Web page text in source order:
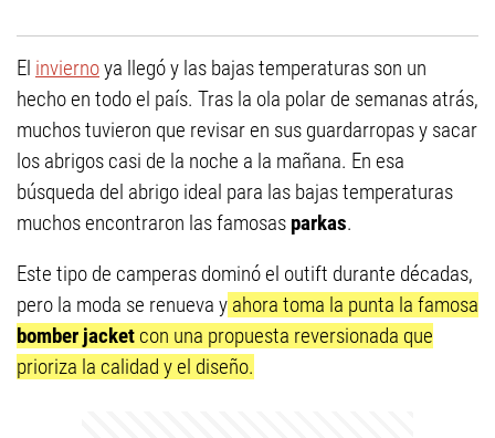
El inviernoya llegó y las bajas temperaturas son un
hecho en todo el país. Tras la ola polar de semanas atrás,
muchos tuvieron que revisar en sus guardarropas y sacar
los abrigos casi de la noche a la mañana. En esa
búsqueda del abrigo ideal para las bajas temperaturas
muchos encontraron las famosas parkas.
Este tipo de camperas dominó el outift durante décadas,
pero la moda se renueva y ahora toma la punta la famosa
bomber jacket con una propuesta reversionada que
prioriza la calidad y el diseño.